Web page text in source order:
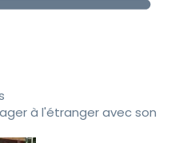
à l'étranger avec son